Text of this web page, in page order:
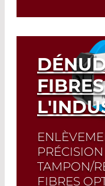
Read More
TAMPON/
FIBRES